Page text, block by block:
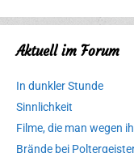
Aktuell im Forum
In dunkler Stunde
Sinnlichkeit
Filme, die man wegen
Brände bei